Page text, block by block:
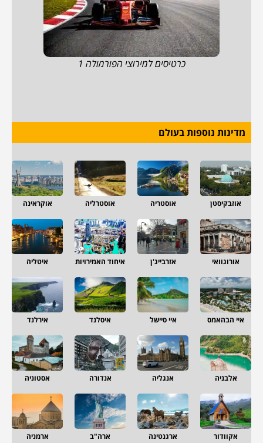
כרטיסים למירוצי הפורמולה 1
מדינות נוספות בעולם
אוזבקיסטן אוסטריה אוסטרליה אוקראינה
אורוגוואי אזרבייג'ן איחוד האמירויות איטליה
איי הבהאמס איי סיישל איסלנד אירלנד
אלבניה אנגליה אנדורה אסטוניה
אקוודור ארגנטינה ארה"ב ארמניה